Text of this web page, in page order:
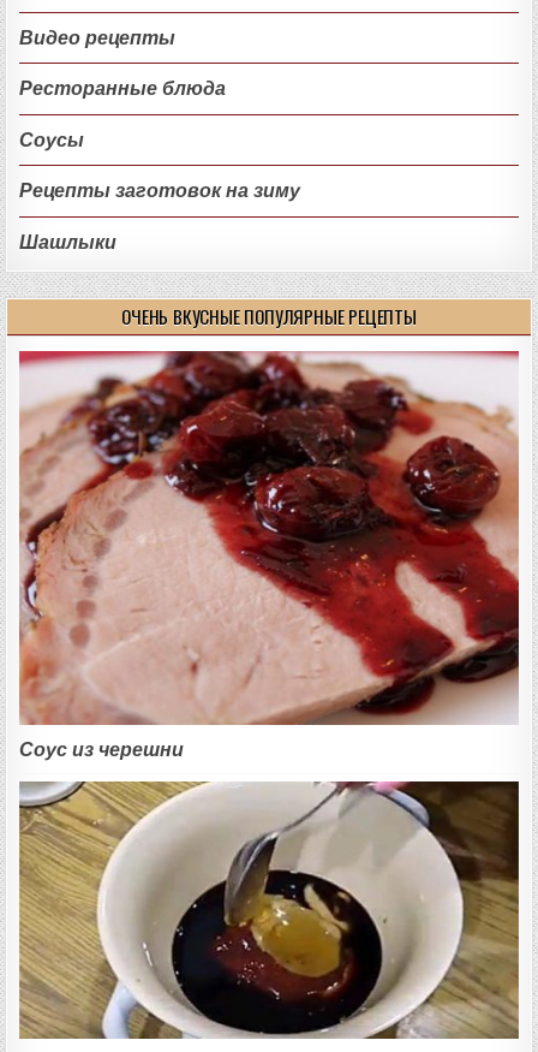
Видео рецепты
Ресторанные блюда
Соусы
Рецепты заготовок на зиму
Шашлыки
ОЧЕНЬ ВКУСНЫЕ ПОПУЛЯРНЫЕ РЕЦЕПТЫ
Соус из черешни